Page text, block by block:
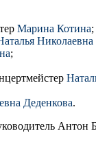
Марина Котина;
Николаевна
;
Деденкова.
Антон